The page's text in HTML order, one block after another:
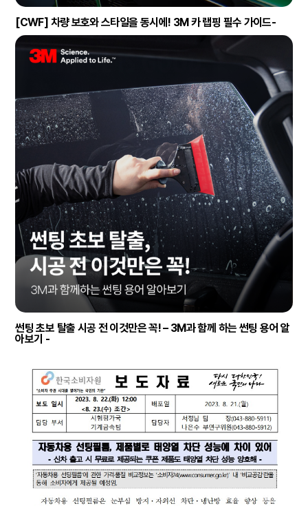
[CWF] 차량 보호와 스타일을 동시에! 3M 카 랩핑 필수 가이드-
썬팅 초보 탈출 시공 전 이것만은 꼭! – 3M과 함께 하는 썬팅 용어 알
아보기 -